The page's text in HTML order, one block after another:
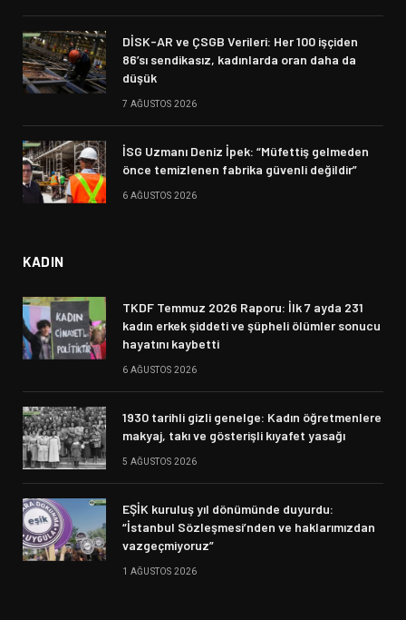
DİSK-AR ve ÇSGB Verileri: Her 100 işçiden
86’sı sendikasız, kadınlarda oran daha da
düşük
7 AĞUSTOS 2026
İSG Uzmanı Deniz İpek: “Müfettiş gelmeden
önce temizlenen fabrika güvenli değildir”
6 AĞUSTOS 2026
KADIN
TKDF Temmuz 2026 Raporu: İlk 7 ayda 231
kadın erkek şiddeti ve şüpheli ölümler sonucu
hayatını kaybetti
6 AĞUSTOS 2026
1930 tarihli gizli genelge: Kadın öğretmenlere
makyaj, takı ve gösterişli kıyafet yasağı
5 AĞUSTOS 2026
EŞİK kuruluş yıl dönümünde duyurdu:
“İstanbul Sözleşmesi’nden ve haklarımızdan
vazgeçmiyoruz”
1 AĞUSTOS 2026